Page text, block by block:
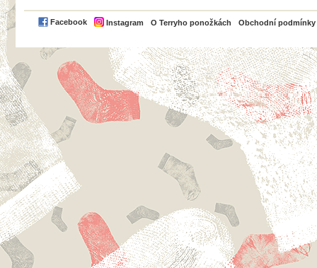
Facebook Instagram O Terryho ponožkách Obchodní podmínky
PayPal